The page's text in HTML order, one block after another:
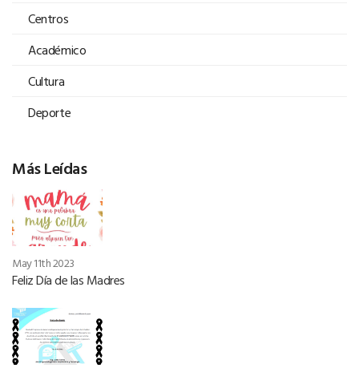
Centros
Académico
Cultura
Deporte
Más Leídas
May 11th 2023
Feliz Día de las Madres